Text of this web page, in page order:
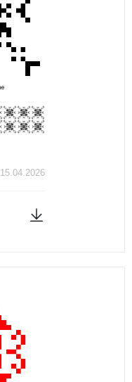
15.04.2026